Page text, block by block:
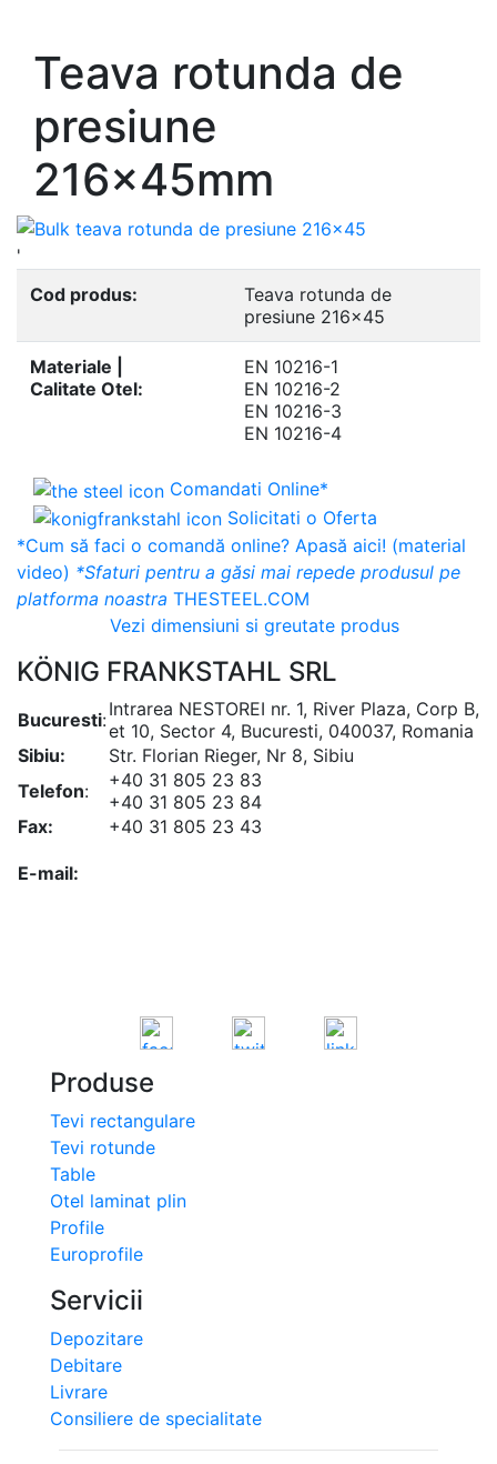
Teava rotunda de
presiune
216x45mm
'
Cod produs:
Teava rotunda de
presiune 216x45
Materiale |
Calitate Otel:
EN 10216-1
EN 10216-2
EN 10216-3
EN 10216-4
Comandati Online*
Solicitati o Oferta
*Cum să faci o comandă online? Apasă aici! (material
video) *Sfaturi pentru a găsi mai repede produsul pe
platforma noastra THESTEEL.COM
Vezi dimensiuni si greutate produs
KÖNIG FRANKSTAHL SRL
Bucuresti:Intrarea NESTOREI nr. 1, River Plaza, Corp B,
et 10, Sector 4, Bucuresti, 040037, Romania
Sibiu:
Str. Florian Rieger, Nr 8, Sibiu
Telefon:
+40 31 805 23 83
+40 31 805 23 84
Fax:
+40 31 805 23 43
E-mail:
Produse
Tevi rectangulare
Tevi rotunde
Table
Otel laminat plin
Profile
Europrofile
Servicii
Depozitare
Debitare
Livrare
Consiliere de specialitate